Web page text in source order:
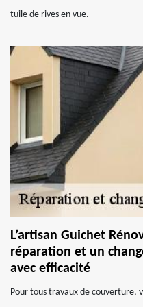
tuile de rives en vue.
L’artisan Guichet
réparation et un
avec efficacité
Pour tous travaux de couverture,